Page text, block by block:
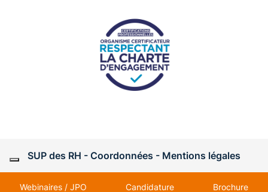
Candidature
Webinaires / JPO Brochure
SUP des RH - Coordonnées - Mentions légales